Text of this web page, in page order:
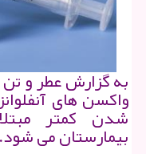
به گزارش عطر و
واكسن های
شدن كمتر
بیمارستان می شود.